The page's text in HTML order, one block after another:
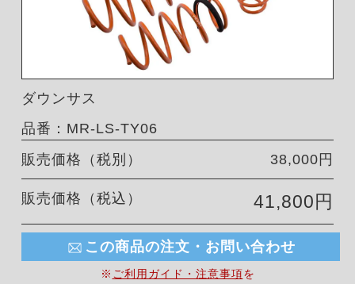
ダウンサス
品番：MR-LS-TY06
販売価格（税別）
38,000円
販売価格（税込） 41,800円
この商品の注文・お問い合わせ
※ ご利用ガイド・注意事項を